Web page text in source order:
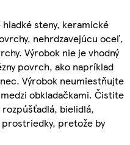
steny, keramické
nehrdzavejúcu oceľ,
Výrobok nie je vhodný
povrch, ako napríklad
Výrobok neumiestňujte
obkladačkami. Čistite
bielidlá,
pretože by